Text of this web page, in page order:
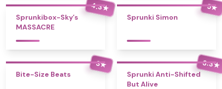
4.3★
Sprunkibox-Sky’s
MASSACRE
5★
Sprunki Simon
3★
Bite-Size Beats
3.3★
Sprunki Anti-Shifted
But Alive